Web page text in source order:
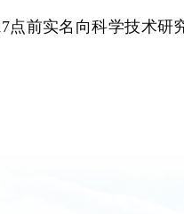
点前实名向科学技术研